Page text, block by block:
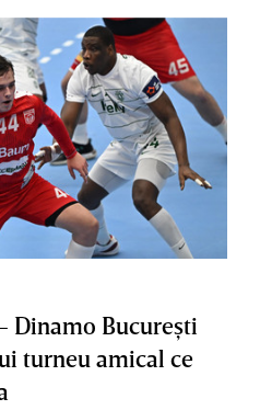
Dinamo Bucureşti
turneu amical ce